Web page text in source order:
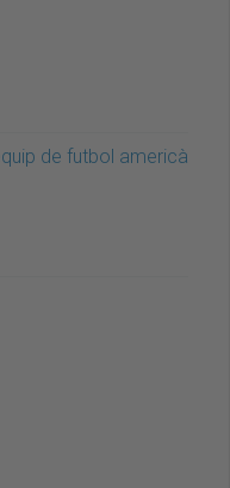
de futbol americà